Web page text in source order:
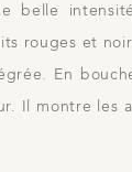
belle
rouges et
En
Il montre les